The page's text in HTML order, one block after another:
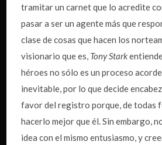
tramitar un carnet que lo acredite
pasar a ser un agente más que
clase de cosas que hacen los
visionario que es, Tony Stark
héroes no sólo es un proceso
inevitable, por lo que decide
favor del registro porque, de todas
hacerlo mejor que él. Sin embargo,
idea con el mismo entusiasmo, y